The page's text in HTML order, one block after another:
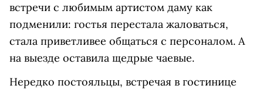
встречи с любимым артистом даму как
подменили: гостья перестала жаловаться,
стала приветливее общаться с персоналом. А
на выезде оставила щедрые чаевые.
Нередко постояльцы, встречая в гостинице